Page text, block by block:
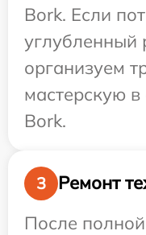
Bork. Если
углубленный
организуем
мастерскую
Bork.
3
Ремонт
После